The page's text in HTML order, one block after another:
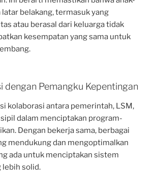
latar belakang, termasuk yang
atau berasal dari keluarga tidak
kesempatan yang sama untuk
dengan Pemangku Kepentingan
kolaborasi antara pemerintah, LSM,
dalam menciptakan program-
Dengan bekerja sama, berbagai
mendukung dan mengoptimalkan
ada untuk menciptakan sistem
lebih solid.